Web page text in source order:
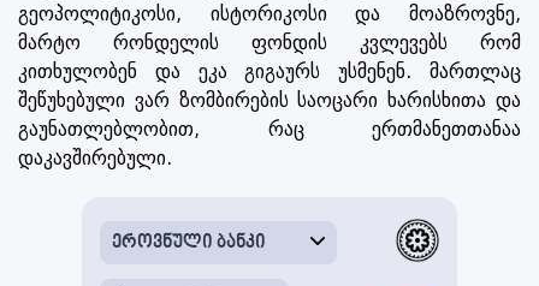
გეოპოლიტიკოსი, ისტორიკოსი და მოაზროვნე,
მარტო რონდელის ფონდის კვლევებს რომ
კითხულობენ და ეკა გიგაურს უსმენენ. მართლაც
შეწუხებული ვარ ზომბირების საოცარი ხარისხითა და
გაუნათლებლობით, რაც ერთმანეთთანაა
დაკავშირებული.